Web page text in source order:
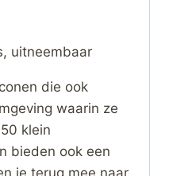
uitneembaar
die ook
waarin ze
klein
bieden ook een
je terug mee naar